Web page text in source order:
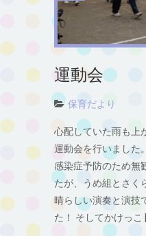
運動会
保育だより
心配していた雨も上
運動会を行いました
感染症予防のため無
たが、うめ組とさく
晴らしい演奏と演技
た！ そしてかけっこ